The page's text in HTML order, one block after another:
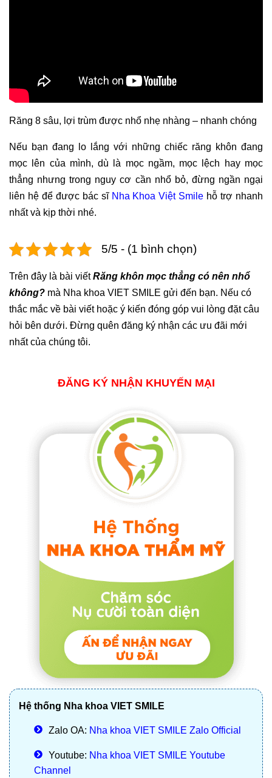
Răng 8 sâu, lợi trùm được nhổ nhẹ nhàng – nhanh chóng
Nếu bạn đang lo lắng với những chiếc răng khôn đang
mọc lên của mình, dù là mọc ngầm, mọc lệch hay mọc
thẳng nhưng trong nguy cơ cần nhổ bỏ, đừng ngần ngại
liên hệ để được bác sĩNha Khoa Việt Smile hỗ trợ nhanh
nhất và kịp thời nhé.
5/5 - (1 bình chọn)
Trên đây là bài viếtRăng khôn mọc thẳng có nên nhổ
không? mà Nha khoa VIET SMILE gửi đến bạn. Nếu có
thắc mắc về bài viết hoặc ý kiến đóng góp vui lòng đặt câu
hỏi bên dưới. Đừng quên đăng ký nhận các ưu đãi mới
nhất của chúng tôi.
ĐĂNG KÝ NHẬN KHUYẾN MẠI
Hệ thống Nha khoa VIET SMILE
Zalo OA: Nha khoa VIET SMILE Zalo Official
Youtube: Nha khoa VIET SMILE Youtube
Channel